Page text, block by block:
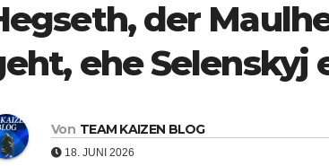
der
ehe
Von TEAM KAIZEN BLOG
18. JUNI 2026